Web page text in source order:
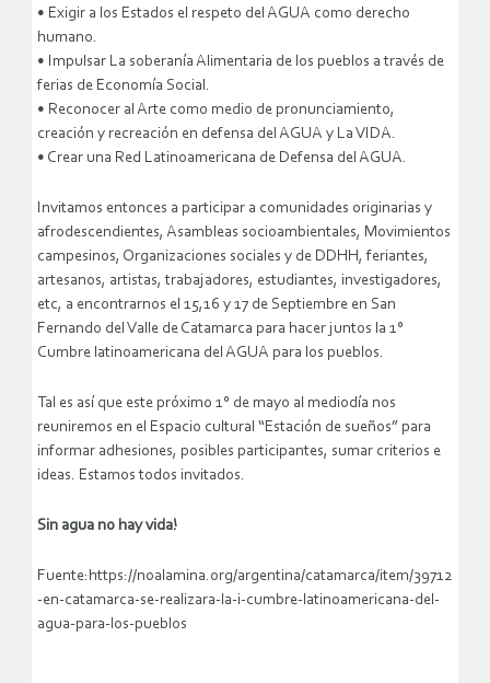
• Exigir a los Estados el respeto del AGUA como derecho
humano.
• Impulsar La soberanía Alimentaria de los pueblos a través de
ferias de Economía Social.
• Reconocer al Arte como medio de pronunciamiento,
creación y recreación en defensa del AGUA y La VIDA.
• Crear una Red Latinoamericana de Defensa del AGUA.
Invitamos entonces a participar a comunidades originarias y
afrodescendientes, Asambleas socioambientales, Movimientos
campesinos, Organizaciones sociales y de DDHH, feriantes,
artesanos, artistas, trabajadores, estudiantes, investigadores,
etc, a encontrarnos el 15,16 y 17 de Septiembre en San
Fernando del Valle de Catamarca para hacer juntos la 1°
Cumbre latinoamericana del AGUA para los pueblos.
Tal es así que este próximo 1° de mayo al mediodía nos
reuniremos en el Espacio cultural “Estación de sueños” para
informar adhesiones, posibles participantes, sumar criterios e
ideas. Estamos todos invitados.
Sin agua no hay vida!
Fuente:https://noalamina.org/argentina/catamarca/item/39712
-en-catamarca-se-realizara-la-i-cumbre-latinoamericana-del-
agua-para-los-pueblos